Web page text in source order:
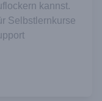
kannst.
Selbstlernkurse